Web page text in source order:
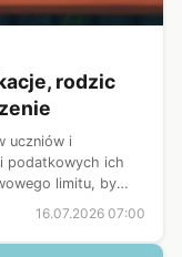
rodzic
uczniów i
podatkowych ich
limitu, by
ulgi 4+ lub
16.07.2026 07:00